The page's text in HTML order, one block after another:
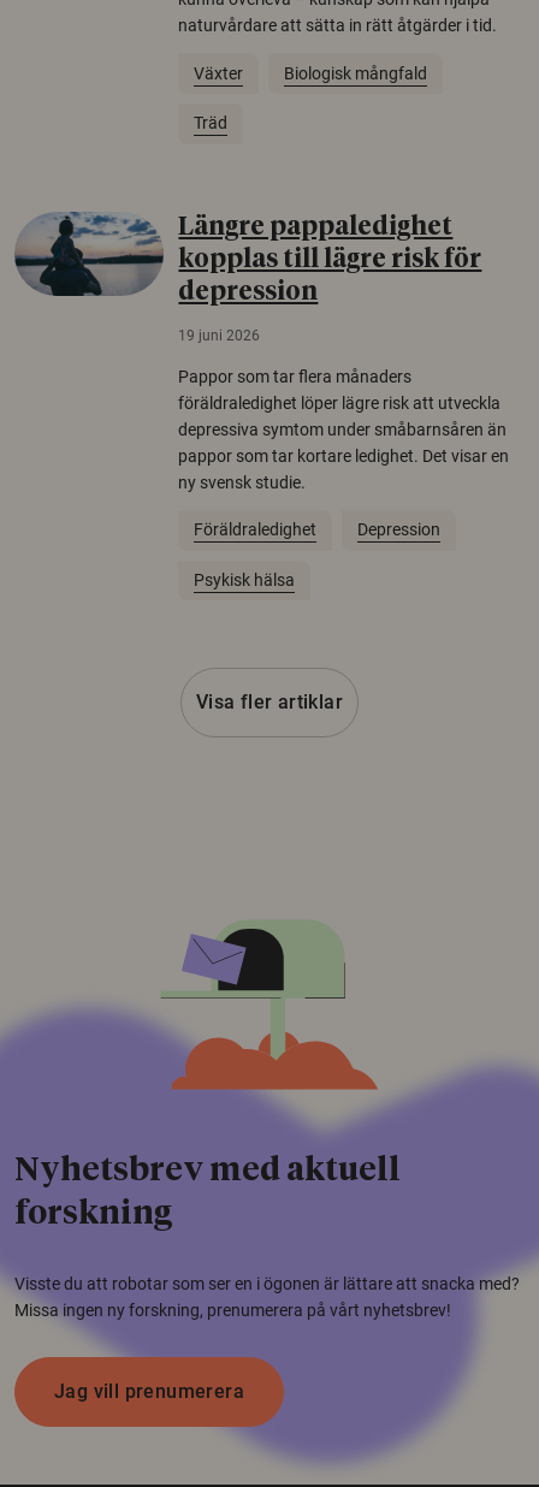
naturvårdare att sätta in rätt åtgärder i tid.
Växter Biologisk mångfald
Träd
Längre pappaledighet
kopplas till lägre risk för
depression
19 juni 2026
Pappor som tar flera månaders
föräldraledighet löper lägre risk att utveckla
depressiva symtom under småbarnsåren än
pappor som tar kortare ledighet. Det visar en
ny svensk studie.
Föräldraledighet Depression
Psykisk hälsa
Visa fler artiklar
Nyhetsbrev med aktuell
forskning
Visste du att robotar som ser en i ögonen är lättare att snacka med?
Missa ingen ny forskning, prenumerera på vårt nyhetsbrev!
Jag vill prenumerera